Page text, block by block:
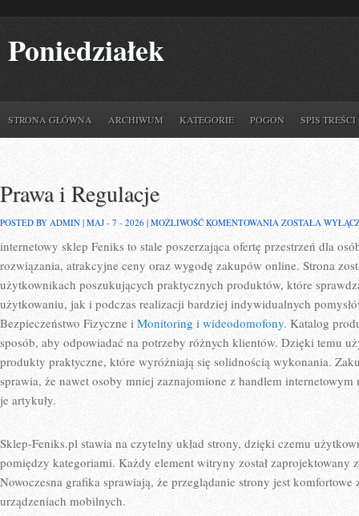
Poniedziałek
STRONA GŁÓWNA ARCHIWUM KATEGORIE POGOŃ SPIS TREŚCI
Prawa i Regulacje
POSTED BY ADMIN | MAJ - 7 - 2026 | MOŻLIWOŚĆ KOMENTOWANIA PRAWA
REGULACJE
ZOSTAŁA
internetowy sklep Feniks to stale poszerzająca ofertę przestrzeń dla
rozwiązania, atrakcyjne ceny oraz wygodę zakupów online. Strona
użytkownikach poszukujących praktycznych produktów, które
użytkowaniu, jak i podczas realizacji bardziej indywidualnych
Bezpieczeństwo Fizyczne i Monitoring i wideodomofony. Katalog
sposób, aby odpowiadać na potrzeby różnych klientów. Dzięki temu
produkty praktyczne, które wyróżniają się solidnością wykonania.
sprawia, że nawet osoby mniej zaznajomione z handlem
je artykuły.
Sklep-Feniks.pl stawia na czytelny układ strony, dzięki czemu
pomiędzy kategoriami. Każdy element witryny został zaprojektowany
Nowoczesna grafika sprawiają, że przeglądanie strony jest
urządzeniach mobilnych.